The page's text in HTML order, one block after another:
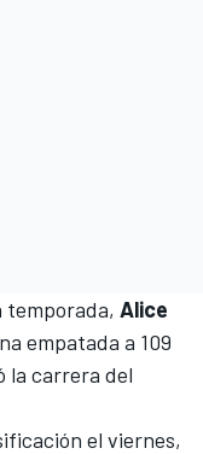
Alice
empatada a 109
la carrera del
el viernes,